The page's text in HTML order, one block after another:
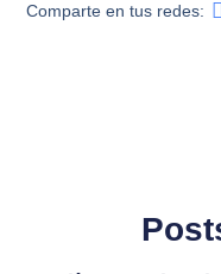
Comparte en tus redes: